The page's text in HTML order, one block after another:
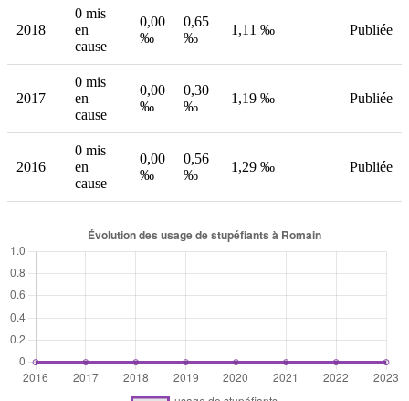
2018
0 mis
en
cause
0,00
‰
0,65
‰
1,11 ‰ Publiée
2017
0 mis
en
cause
0,00
‰
0,30
‰
1,19 ‰ Publiée
2016
0 mis
en
cause
0,00
‰
0,56
‰
1,29 ‰ Publiée